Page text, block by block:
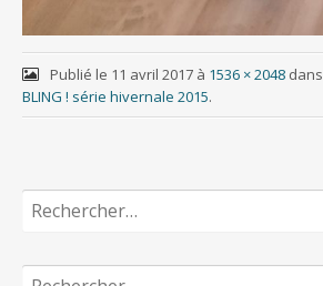
Publié le 11 avril 2017à 1536 × 2048dans
BLING ! série hivernale 2015.
Rechercher :
Rechercher :